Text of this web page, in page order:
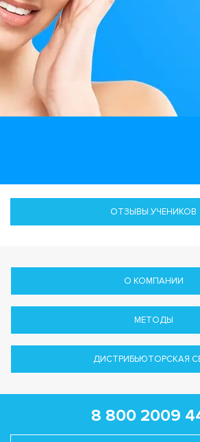
ОТЗЫВЫ УЧЕНИКОВ
О КОМПАНИИ
МЕТОДЫ
ДИСТРИБЬЮТОРСКАЯ
8 800 2009